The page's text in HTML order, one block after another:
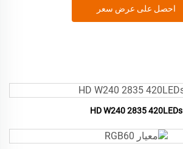
احصل على عرض سعر
HD W240 2835 420LEDs